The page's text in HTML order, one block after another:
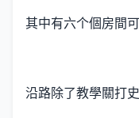
其中有六个個房間
沿路除了教學關打